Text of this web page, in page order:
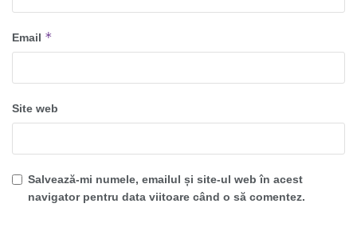
Email *
Site web
Salvează-mi numele, emailul și site-ul web în acest
navigator pentru data viitoare când o să comentez.